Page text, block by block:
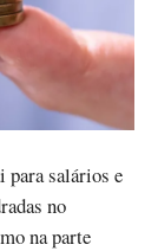
no
na parte